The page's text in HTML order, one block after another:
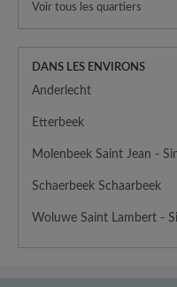
Voir tous les quartiers
DANS LES ENVIRONS
Anderlecht
Etterbeek
Schaerbeek Schaarbeek